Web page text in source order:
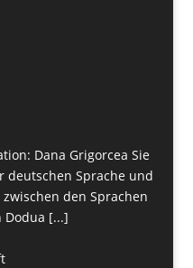
Dana Grigorcea Sie
deutschen Sprache und
den Sprachen
Dodua [...]